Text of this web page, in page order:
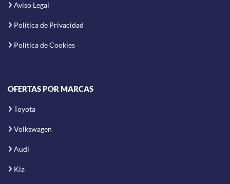
Aviso Legal
Política de Privacidad
Política de Cookies
OFERTAS POR MARCAS
Toyota
Volkswagen
Audi
Kia